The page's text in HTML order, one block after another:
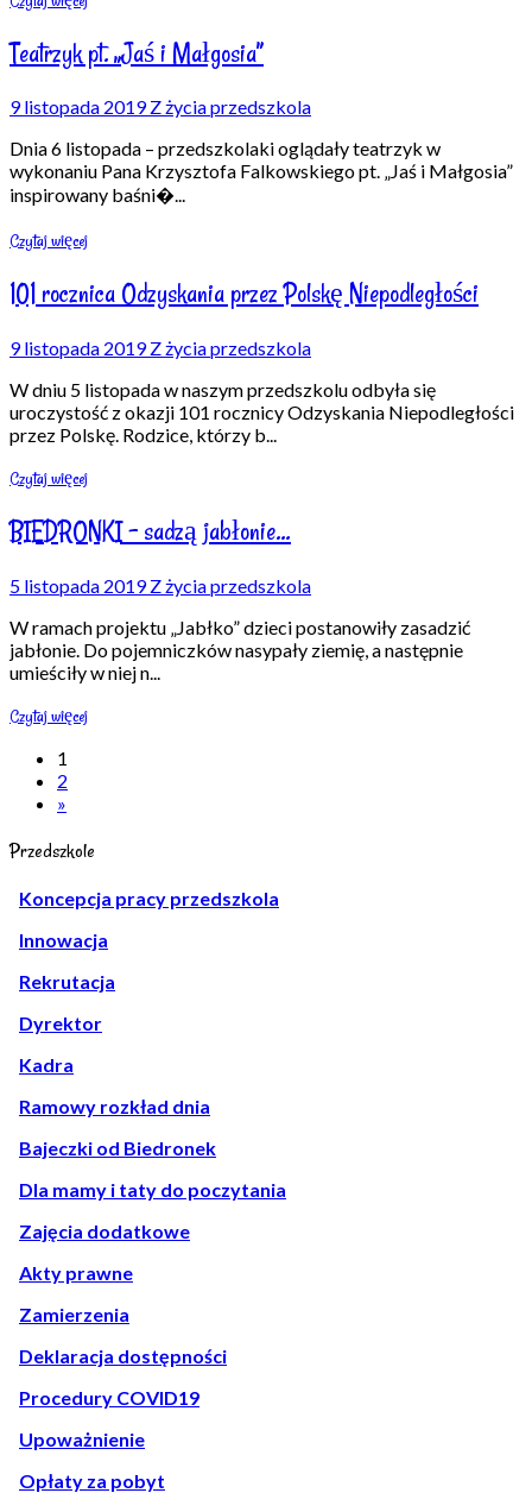
Teatrzyk pt. „Jaś i Małgosia”
9 listopada 2019Z życia przedszkola
Dnia 6 listopada – przedszkolaki oglądały teatrzyk w
wykonaniu Pana Krzysztofa Falkowskiego pt. „Jaś i Małgosia”
inspirowany baśni�...
Czytaj więcej
101 rocznica Odzyskania przez Polskę Niepodległości
9 listopada 2019Z życia przedszkola
W dniu 5 listopada w naszym przedszkolu odbyła się
uroczystość z okazji 101 rocznicy Odzyskania Niepodległości
przez Polskę. Rodzice, którzy b...
Czytaj więcej
BIEDRONKI – sadzą jabłonie…
5 listopada 2019Z życia przedszkola
W ramach projektu „Jabłko” dzieci postanowiły zasadzić
jabłonie. Do pojemniczków nasypały ziemię, a następnie
umieściły w niej n...
Czytaj więcej
1
2
»
Przedszkole
Koncepcja pracy przedszkola
Innowacja
Rekrutacja
Dyrektor
Kadra
Ramowy rozkład dnia
Bajeczki od Biedronek
Dla mamy i taty do poczytania
Zajęcia dodatkowe
Akty prawne
Zamierzenia
Deklaracja dostępności
Procedury COVID19
Upoważnienie
Opłaty za pobyt